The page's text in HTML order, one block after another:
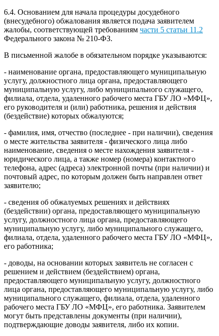
6.4. Основанием для начала процедуры досудебного
(внесудебного) обжалования является подача заявителем
жалобы, соответствующей требованиям части 5 статьи 11.2
Федерального закона № 210-ФЗ.
В письменной жалобе в обязательном порядке указываются:
- наименование органа, предоставляющего муниципальную
услугу, должностного лица органа, предоставляющего
муниципальную услугу, либо муниципального служащего,
филиала, отдела, удаленного рабочего места ГБУ ЛО »МФЦ»,
его руководителя и (или) работника, решения и действия
(бездействие) которых обжалуются;
- фамилия, имя, отчество (последнее - при наличии), сведения
о месте жительства заявителя - физического лица либо
наименование, сведения о месте нахождения заявителя -
юридического лица, а также номер (номера) контактного
телефона, адрес (адреса) электронной почты (при наличии) и
почтовый адрес, по которым должен быть направлен ответ
заявителю;
- сведения об обжалуемых решениях и действиях
(бездействии) органа, предоставляющего муниципальную
услугу, должностного лица органа, предоставляющего
муниципальную услугу, либо муниципального служащего,
филиала, отдела, удаленного рабочего места ГБУ ЛО «МФЦ»,
его работника;
- доводы, на основании которых заявитель не согласен с
решением и действием (бездействием) органа,
предоставляющего муниципальную услугу, должностного
лица органа, предоставляющего муниципальную услугу, либо
муниципального служащего, филиала, отдела, удаленного
рабочего места ГБУ ЛО «МФЦ», его работника. Заявителем
могут быть представлены документы (при наличии),
подтверждающие доводы заявителя, либо их копии.